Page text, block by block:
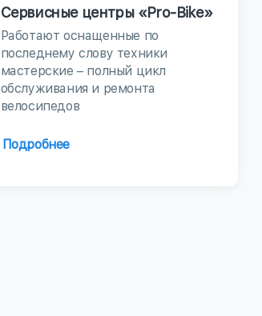
Сервисные центры «Pro-Bike»
Работают оснащенные по
последнему слову техники
мастерские – полный цикл
обслуживания и ремонта
велосипедов
Подробнее